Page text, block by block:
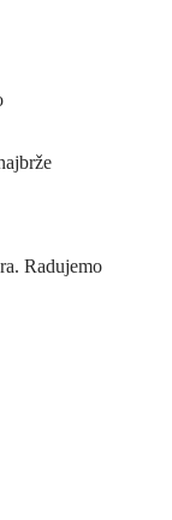
Radujemo